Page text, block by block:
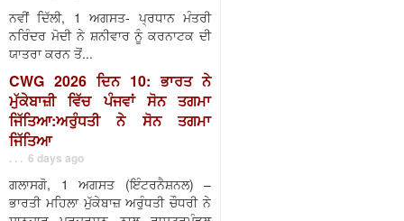
ਨਵੀਂ ਦਿੱਲੀ, 1 ਅਗਸਤ- ਪ੍ਰਧਾਨ ਮੰਤਰੀ
ਨਰਿੰਦਰ ਮੋਦੀ ਨੇ ਸ਼ਨੀਵਾਰ ਨੂੰ ਕਰਨਾਟਕ ਦੀ
ਯਾਤਰਾ ਕਰਨ ਤੋਂ...
CWG 2026 ਦਿਨ 10: ਭਾਰਤ ਨੇ
ਮੁੱਕੇਬਾਜ਼ੀ ਵਿੱਚ ਪੰਜਵਾਂ ਸੋਨ ਤਗਮਾ
ਜਿੱਤਿਆ:ਅਰੁੰਧਤੀ ਨੇ ਸੋਨ ਤਗਮਾ
ਜਿੱਤਿਆ
. . . 6 days ago
ਗਲਾਸਗੋ, 1 ਅਗਸਤ (ਇੰਟਰਨੈਸ਼ਨਲ) –
ਭਾਰਤੀ ਮਹਿਲਾ ਮੁੱਕੇਬਾਜ਼ ਅਰੁੰਧਤੀ ਚੌਧਰੀ ਨੇ